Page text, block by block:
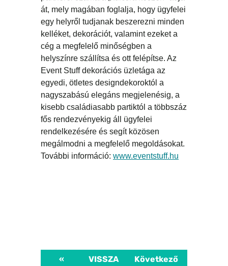
át, mely magában foglalja, hogy ügyfelei
egy helyről tudjanak beszerezni minden
kelléket, dekorációt, valamint ezeket a
cég a megfelelő minőségben a
helyszínre szállítsa és ott felépítse. Az
Event Stuff dekorációs üzletága az
egyedi, ötletes designdekoroktól a
nagyszabású elegáns megjelenésig, a
kisebb családiasabb partiktól a többszáz
fős rendezvényekig áll ügyfelei
rendelkezésére és segít közösen
megálmodni a megfelelő megoldásokat.
További információ: www.eventstuff.hu
«
VISSZA
Következő